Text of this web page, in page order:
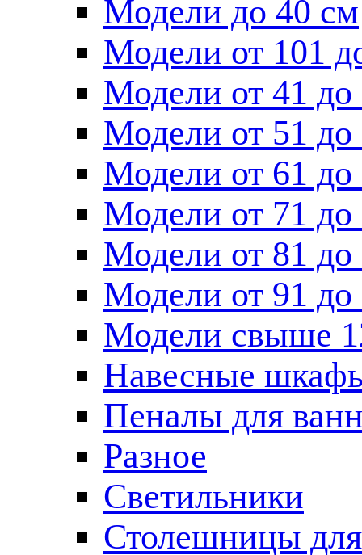
Модели до 40 см
Модели от 101
Модели от 41 до
Модели от 51 до
Модели от 61 до
Модели от 71 до
Модели от 81 до
Модели от 91 до
Модели свыше
Навесные
Пеналы для
Разное
Светильники
Столешницы